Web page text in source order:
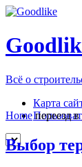
Всё о
Карта
Home переезд
Выбор